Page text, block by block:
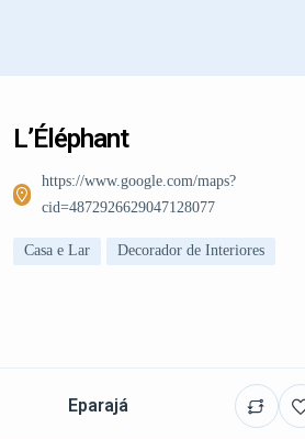
L’Éléphant
https://www.google.com/maps?
cid=4872926629047128077
Casa e Lar Decorador de Interiores
Eparajá